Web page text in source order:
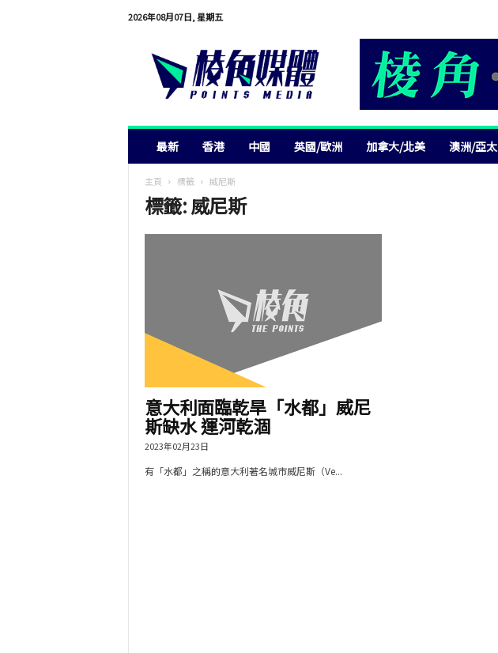
2026年08月07日, 星期五
最新 香港 中國 英國/歐洲 加拿大/北美 澳洲/亞太
主頁 標籤 威尼斯
標籤: 威尼斯
意大利面臨乾旱「水都」威尼
斯缺水 運河乾涸
2023年02月23日
有「水都」之稱的意大利著名城市威尼斯（Ve...